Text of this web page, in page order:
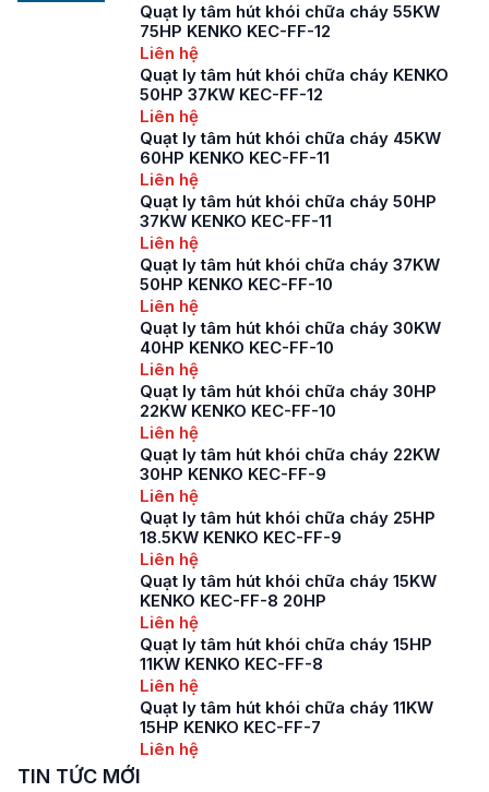
Quạt ly tâm hút khói chữa cháy 55KW
75HP KENKO KEC-FF-12
Liên hệ
Quạt ly tâm hút khói chữa cháy KENKO
50HP 37KW KEC-FF-12
Liên hệ
Quạt ly tâm hút khói chữa cháy 45KW
60HP KENKO KEC-FF-11
Liên hệ
Quạt ly tâm hút khói chữa cháy 50HP
37KW KENKO KEC-FF-11
Liên hệ
Quạt ly tâm hút khói chữa cháy 37KW
50HP KENKO KEC-FF-10
Liên hệ
Quạt ly tâm hút khói chữa cháy 30KW
40HP KENKO KEC-FF-10
Liên hệ
Quạt ly tâm hút khói chữa cháy 30HP
22KW KENKO KEC-FF-10
Liên hệ
Quạt ly tâm hút khói chữa cháy 22KW
30HP KENKO KEC-FF-9
Liên hệ
Quạt ly tâm hút khói chữa cháy 25HP
18.5KW KENKO KEC-FF-9
Liên hệ
Quạt ly tâm hút khói chữa cháy 15KW
KENKO KEC-FF-8 20HP
Liên hệ
Quạt ly tâm hút khói chữa cháy 15HP
11KW KENKO KEC-FF-8
Liên hệ
Quạt ly tâm hút khói chữa cháy 11KW
15HP KENKO KEC-FF-7
Liên hệ
TIN TỨC MỚI